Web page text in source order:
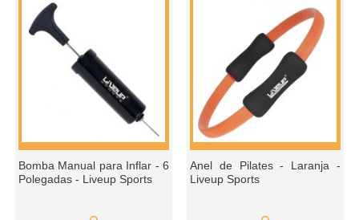
Bomba Manual para Inflar - 6
Polegadas - Liveup Sports
Anel de Pilates - Laranja -
Liveup Sports